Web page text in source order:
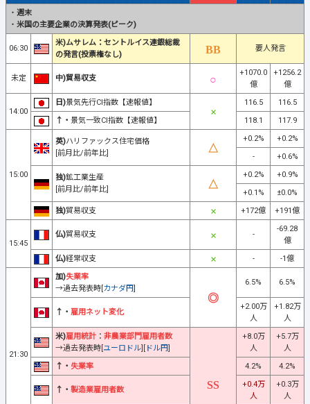
・ 週末
・ 米国の主要企業の決算発表(ピーク)
06:30
米)ムサレム：セントルイス連銀総裁
の発言(投票権なし)
要人発言
未定 中)貿易収支
+1070.0
億
+1256.2
億
14:00
日)景気先行CI指数【速報値】 116.5
116.5
↑・ 景気一致CI指数【速報値】 118.1 117.9
15:00
英)ハリファックス住宅価格
[前月比/前年比]
+0.2%
+0.2%
-
+0.6%
独)鉱工業生産
[前月比/前年比]
+0.2%
+0.9%
+0.1%
±0.0%
独)貿易収支 +172億 +191億
15:45
仏)貿易収支 -
-69.28
億
仏)経常収支 - -1億
21:30
加)失業率
→過去発表時[カナダ円]
6.5% 6.5%
↑・ 雇用ネット変化
+2.00万
人
+1.82万
人
米)雇用統計 ： 非農業部門雇用者数
→過去発表時[ユーロドル][ ドル円]
+8.0万
人
+5.7万
人
↑・ 失業率 4.2% 4.2%
↑・ 製造業雇用者数
+0.4万
人
+0.3万
人